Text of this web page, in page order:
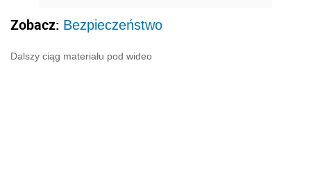
Zobacz: Bezpieczeństwo
Dalszy ciąg materiału pod wideo